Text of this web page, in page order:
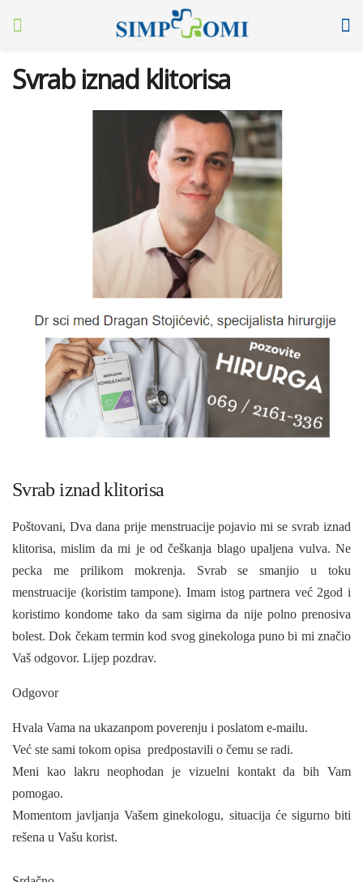
Svrab iznad klitorisa
Svrab iznad klitorisa
Poštovani, Dva dana prije menstruacije pojavio mi se svrab iznad
klitorisa, mislim da mi je od češkanja blago upaljena vulva. Ne
pecka me prilikom mokrenja. Svrab se smanjio u toku
menstruacije (koristim tampone). Imam istog partnera već 2god i
koristimo kondome tako da sam sigirna da nije polno prenosiva
bolest. Dok čekam termin kod svog ginekologa puno bi mi značio
Vaš odgovor. Lijep pozdrav.
Odgovor
Hvala Vama na ukazanpom poverenju i poslatom e-mailu.
Već ste sami tokom opisa predpostavili o čemu se radi.
Meni kao lakru neophodan je vizuelni kontakt da bih Vam
pomogao.
Momentom javljanja Vašem ginekologu, situacija će sigurno biti
rešena u Vašu korist.